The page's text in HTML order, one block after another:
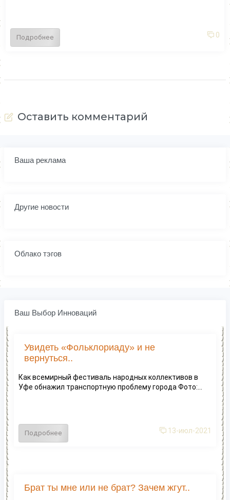
Подробнее 0
Оставить комментарий
Ваша реклама
Другие новости
Облако тэгов
Ваш Выбор Инноваций
Увидеть «Фольклориаду» и не
вернуться..
Как всемирный фестиваль народных коллективов в
Уфе обнажил транспортную проблему города Фото:...
Подробнее 13-июл-2021
Брат ты мне или не брат? Зачем жгут..